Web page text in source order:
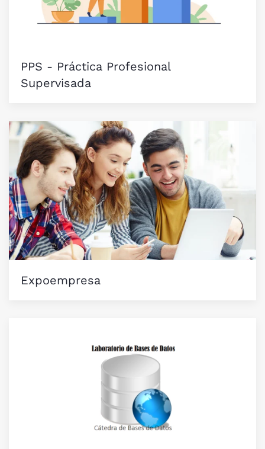
PPS - Práctica Profesional
Supervisada
Expoempresa